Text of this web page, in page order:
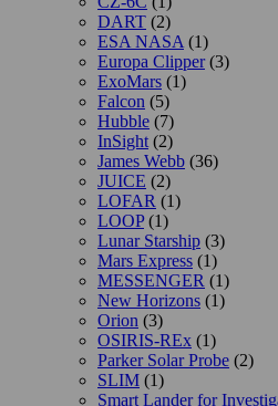
DART (2)
ESA NASA(1)
Europa Clipper(3)
ExoMars (1)
Falcon (5)
Hubble (7)
InSight(2)
James Webb (36)
JUICE (2)
LOFAR (1)
LOOP(1)
Lunar Starship (3)
Mars Express (1)
MESSENGER (1)
New Horizons (1)
Orion (3)
OSIRIS-REx (1)
Parker Solar Probe (2)
SLIM (1)
Smart Lander for